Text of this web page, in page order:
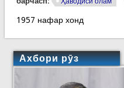
1957 нафар хонд
Ахбори рӯз